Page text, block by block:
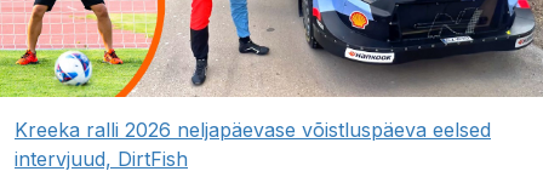
Kreeka ralli 2026 neljapäevase võistluspäeva eelsed
intervjuud, DirtFish